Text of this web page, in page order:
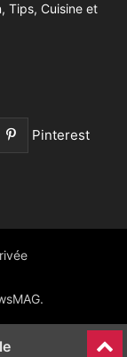
Tips, Cuisine et
Pinterest